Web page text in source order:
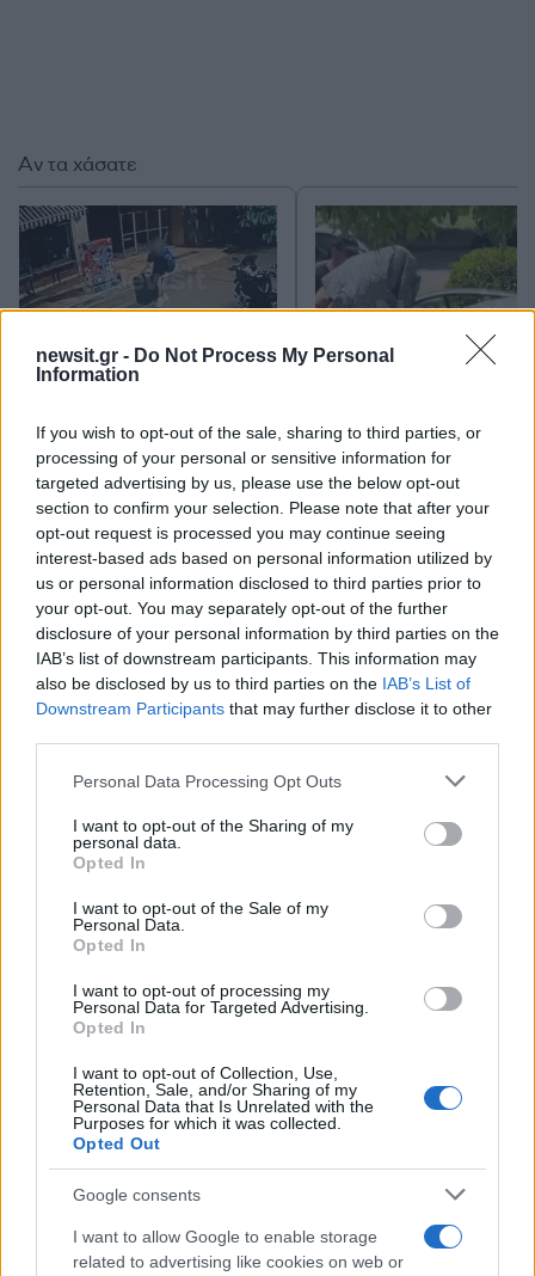
newsit.gr - Do Not Process My Personal
Information
If you wish to opt-out of the sale, sharing to third parties, or
processing of your personal or sensitive information for
targeted advertising by us, please use the below opt-out
section to confirm your selection. Please note that after your
opt-out request is processed you may continue seeing
interest-based ads based on personal information utilized by
us or personal information disclosed to third parties prior to
your opt-out. You may separately opt-out of the further
disclosure of your personal information by third parties on the
IAB’s list of downstream participants. This information may
also be disclosed by us to third parties on the IAB’s List of
Downstream Participants that may further disclose it to other
Please note that this website/app uses one or more Google
not limited to your visit or usage behaviour. You may click to
grant or deny consent to Google and its third-party tags to
use your data for below specified purposes in below Google
consent section.
Personal Data Processing Opt Outs
I want to opt-out of the Sharing of my
personal data.
Opted In
I want to opt-out of the Sale of my
Personal Data.
Opted In
I want to opt-out of processing my
Personal Data for Targeted Advertising.
Opted In
I want to opt-out of Collection, Use,
Retention, Sale, and/or Sharing of my
Personal Data that Is Unrelated with the
Purposes for which it was collected.
Opted Out
Google consents
I want to allow Google to enable storage
related to advertising like cookies on web or
Σχόλια
Σχολίασε εδώ
2000 /2000
Όροι Χρήσης. Το site προστατεύεται από reCAPTCHA, ισχύουν
Πολιτική Απορρήτου&Όροι Χρήσηςτης Google.
Ελλάδα
ΕΠΙΘΕΣΗ
Share:
Αν τα χάσατε
Δολοφονία Βρετανίδας
στην Κυψέλη: Οι δύο
καταθέσεις «κλειδί» της
συζύγου του 26χρονου
Αφγανού – Το στίγμα του
κινητού, η θεία από την
Ινδία και τα απειλητικά
μηνύματα
Μυστράς: Παθολογικά
«δείχνει» η πρώτη
ιατροδικαστική
για τον θάνατο του
90χρονου, που
γιος του σε